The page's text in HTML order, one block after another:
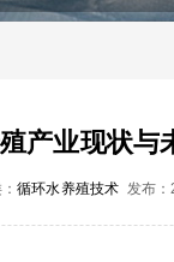
产业现状与
循环水养殖技术 发布